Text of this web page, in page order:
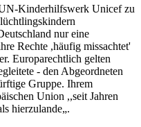
Kinderhilfswerk Unicef zu
nur eine
Rechte ,häufig missachtet'
Europarechtlich gelten
- den Abgeordneten
Gruppe. Ihrem
Union ,,seit Jahren
hierzulande„.